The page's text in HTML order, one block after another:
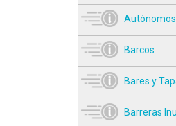
Barcos
Bares y
Barreras